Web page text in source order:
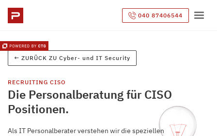
040 87406544
← ZURÜCK ZU Cyber- und IT Security
RECRUITING CISO
Die Personalberatung für CISO
Positionen.
Als IT Personalberater verstehen wir die speziellen